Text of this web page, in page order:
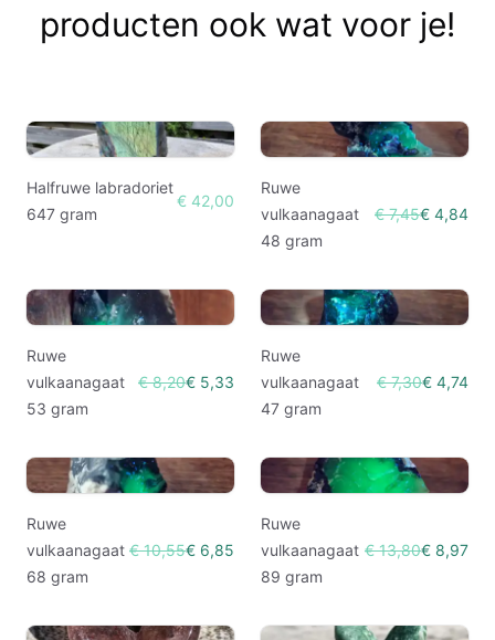
producten ook wat voor je!
Halfruwe labradoriet
647 gram
€ 42,00
Ruwe
vulkaanagaat
48 gram
€ 7,45€ 4,84
Ruwe
vulkaanagaat
53 gram
€ 8,20€ 5,33
Ruwe
vulkaanagaat
47 gram
€ 7,30€ 4,74
Ruwe
vulkaanagaat
68 gram
€ 10,55€ 6,85
Ruwe
vulkaanagaat
89 gram
€ 13,80€ 8,97